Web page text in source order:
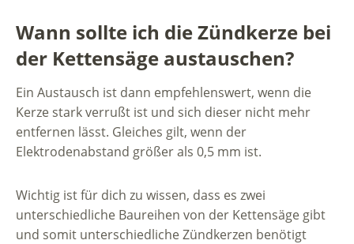
Wann sollte ich die Zündkerze bei
der Kettensäge austauschen?
Ein Austausch ist dann empfehlenswert, wenn die
Kerze stark verrußt ist und sich dieser nicht mehr
entfernen lässt. Gleiches gilt, wenn der
Elektrodenabstand größer als 0,5 mm ist.
Wichtig ist für dich zu wissen, dass es zwei
unterschiedliche Baureihen von der Kettensäge gibt
und somit unterschiedliche Zündkerzen benötigt